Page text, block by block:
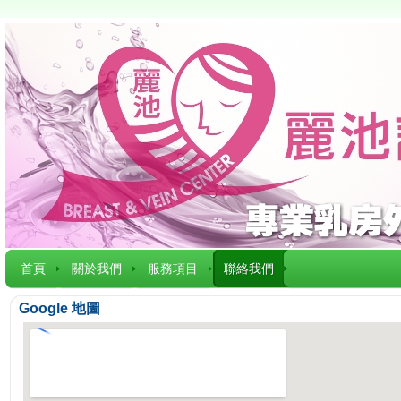
首頁 關於我們 服務項目 聯絡我們
Google 地圖